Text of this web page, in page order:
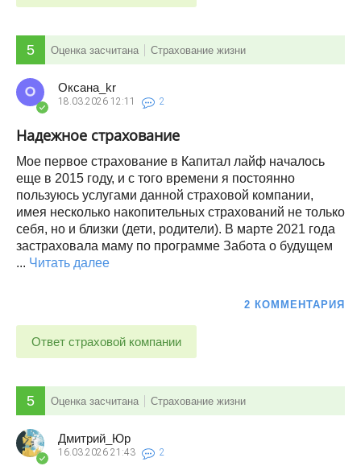
5 Оценка засчитана Страхование жизни
Оксана_kr
18.03.2026 12:11 2
Надежное страхование
Мое первое страхование в Капитал лайф началось
еще в 2015 году, и с того времени я постоянно
пользуюсь услугами данной страховой компании,
имея несколько накопительных страхований не только
себя, но и близки (дети, родители). В марте 2021 года
застраховала маму по программе Забота о будущем
... Читать далее
2 КОММЕНТАРИЯ
Ответ страховой компании
5 Оценка засчитана Страхование жизни
Дмитрий_Юр
16.03.2026 21:43 2